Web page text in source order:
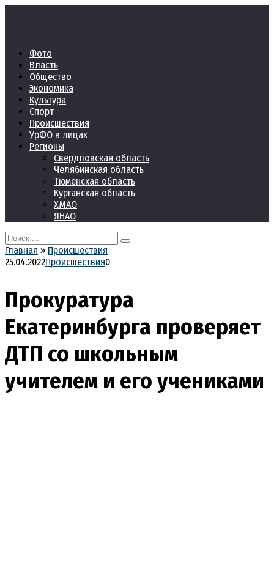
Фото
Власть
Общество
Экономика
Культура
Спорт
Происшествия
УрФО в лицах
Регионы
Свердловская область
Челябинская область
Тюменская область
Курганская область
ХМАО
ЯНАО
Search
for:
Главная » Происшествия
25.04.2022Происшествия0
Прокуратура
Екатеринбурга проверяет
ДТП со школьным
учителем и его учениками